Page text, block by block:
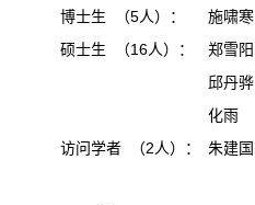
博士生 （5人）：
施啸
硕士生 （16人）：
郑雪
邱丹
化雨
访问学者 （2人）：
朱建